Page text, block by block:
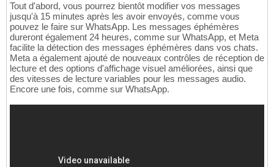
Tout d'abord, vous pourrez bientôt modifier vos messages
jusqu'à 15 minutes après les avoir envoyés, comme vous
pouvez le faire sur WhatsApp. Les messages éphémères
dureront également 24 heures, comme sur WhatsApp, et Meta
facilite la détection des messages éphémères dans vos chats.
Meta a également ajouté de nouveaux contrôles de réception de
lecture et des options d'affichage visuel améliorées, ainsi que
des vitesses de lecture variables pour les messages audio.
Encore une fois, comme sur WhatsApp.